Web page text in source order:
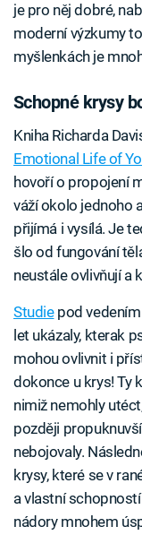
je pro něj dobré,
moderní výzkumy
myšlenkách je
Schopné krysy
Kniha Richarda
Emotional Life of
hovoří o propojení
váží okolo jednoho
přijímá i vysílá. Je
šlo od fungování
neustále ovlivňují a
Studiepod
let ukázaly, kterak
mohou ovlivnit i
dokonce u krys! Ty
nimiž nemohly
později
nebojovaly.
krysy, které se v
a vlastní
nádory mnohem